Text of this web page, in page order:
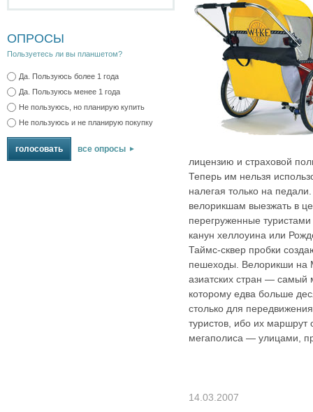
ОПРОСЫ
Пользуетесь ли вы планшетом?
Да. Пользуюсь более 1 года
Да. Пользуюсь менее 1 года
Не пользуюсь, но планирую купить
Не пользуюсь и не планирую покупку
все опросы
лицензию и страховой
Теперь им нельзя
налегая только на
велорикшам выезжать в
перегруженные
канун хеллоуина или
Таймс‑сквер пробки
пешеходы. Велорикши на
азиатских стран — самый
которому едва больше
столько для
туристов, ибо их маршрут
мегаполиса — улицами,
14.03.2007